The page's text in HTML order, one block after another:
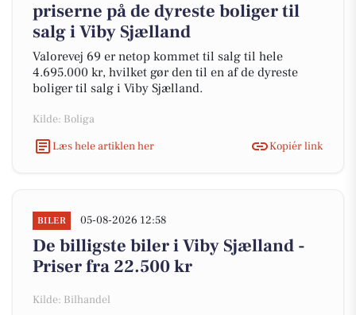
priserne på de dyreste boliger til
salg i Viby Sjælland
Valorevej 69 er netop kommet til salg til hele
4.695.000 kr, hvilket gør den til en af de dyreste
boliger til salg i Viby Sjælland.
Kilde: Boliga
Læs hele artiklen her
Kopiér link
BILER 05-08-2026 12:58
De billigste biler i Viby Sjælland -
Priser fra 22.500 kr
Kilde: Bilhandel